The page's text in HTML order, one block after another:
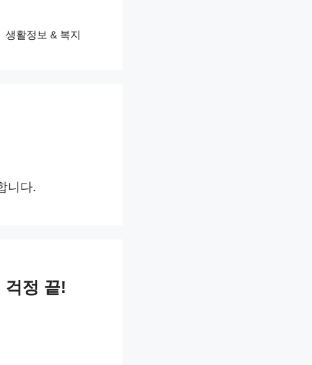
생활정보 & 복지
니다.
걱정 끝!